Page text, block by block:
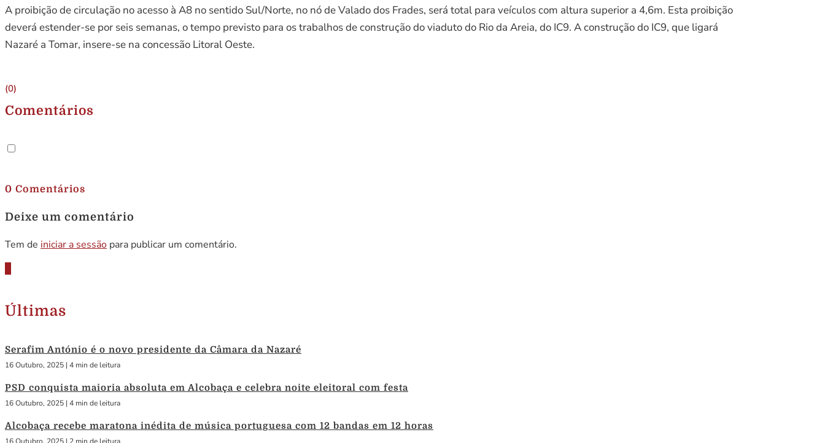
A proibição de circulação no acesso à A8 no sentido Sul/Norte, no nó de Valado dos Frades, será total para veículos com altura superior a 4,6m. Esta proibição
deverá estender-se por seis semanas, o tempo previsto para os trabalhos de construção do viaduto do Rio da Areia, do IC9. A construção do IC9, que ligará
Nazaré a Tomar, insere-se na concessão Litoral Oeste.
(0)
Comentários
0 Comentários
Deixe um comentário
Tem de iniciar a sessão para publicar um comentário.
Últimas
Serafim António é o novo presidente da Câmara da Nazaré
16 Outubro, 2025 | 4 min de leitura
PSD conquista maioria absoluta em Alcobaça e celebra noite eleitoral com festa
16 Outubro, 2025 | 4 min de leitura
Alcobaça recebe maratona inédita de música portuguesa com 12 bandas em 12 horas
16 Outubro, 2025 | 2 min de leitura